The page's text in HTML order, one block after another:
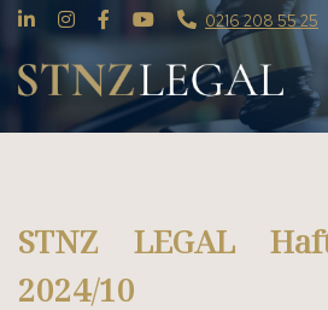
0216 208 55 25
STNZ LEGAL
2024/10